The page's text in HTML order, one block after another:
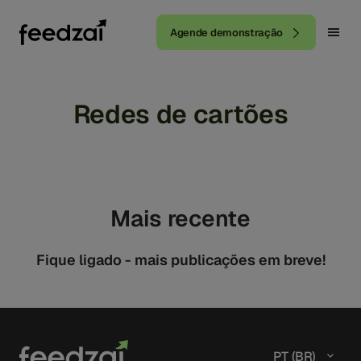
Agende demonstração
Redes de cartões
Mais recente
Fique ligado - mais publicações em breve!
PT (BR)